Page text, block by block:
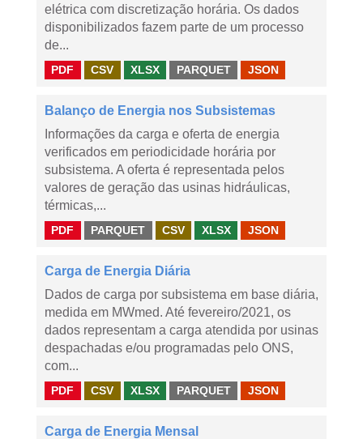
elétrica com discretização horária. Os dados
disponibilizados fazem parte de um processo
de...
PDF CSV XLSX PARQUET JSON
Balanço de Energia nos Subsistemas
Informações da carga e oferta de energia
verificados em periodicidade horária por
subsistema. A oferta é representada pelos
valores de geração das usinas hidráulicas,
térmicas,...
PDF PARQUET CSV XLSX JSON
Carga de Energia Diária
Dados de carga por subsistema em base diária,
medida em MWmed. Até fevereiro/2021, os
dados representam a carga atendida por usinas
despachadas e/ou programadas pelo ONS,
com...
PDF CSV XLSX PARQUET JSON
Carga de Energia Mensal